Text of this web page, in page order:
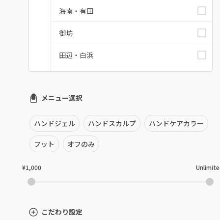
海南・有田
御坊
田辺・白浜
和歌山県その他
メニュー選択
ハンドジェル ハンドスカルプ ハンドケアカラー
フット オフのみ
¥1,000
こだわり設定